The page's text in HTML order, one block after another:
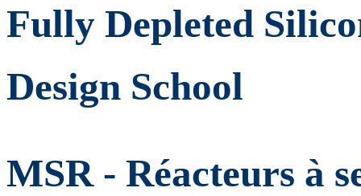
Fully Depleted
Design School
MSR - Réacteurs à